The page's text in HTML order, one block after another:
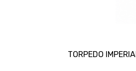
TORPEDO